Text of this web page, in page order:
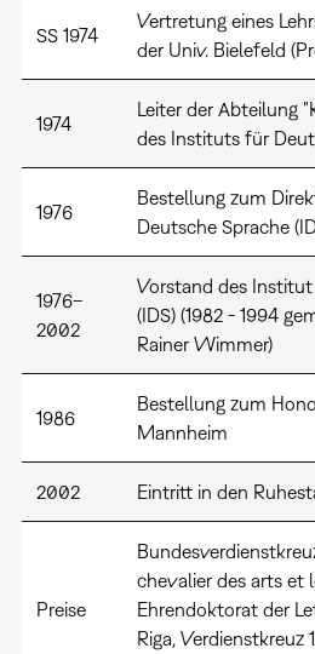
SS 1974
Vertretung eines
der Univ. Bielefeld
1974
Leiter der Abteilung
des Instituts für
1976
Bestellung zum
Deutsche Sprache
1976–
2002
Vorstand des
(IDS) (1982 - 1994
Rainer Wimmer)
1986
Bestellung zum
Mannheim
2002 Eintritt in den
Preise
chevalier des arts et
Ehrendoktorat der
Riga, Verdienstkreuz